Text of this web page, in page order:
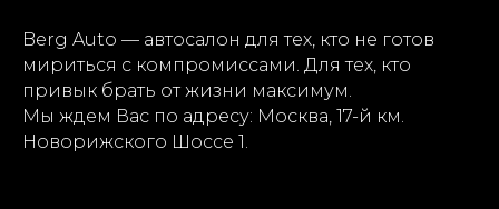
Berg Auto — автосалон для тех, кто не готов
мириться с компромиссами. Для тех, кто
привык брать от жизни максимум.
Мы ждем Вас по адресу: Москва, 17-й км.
Новорижского Шоссе 1.